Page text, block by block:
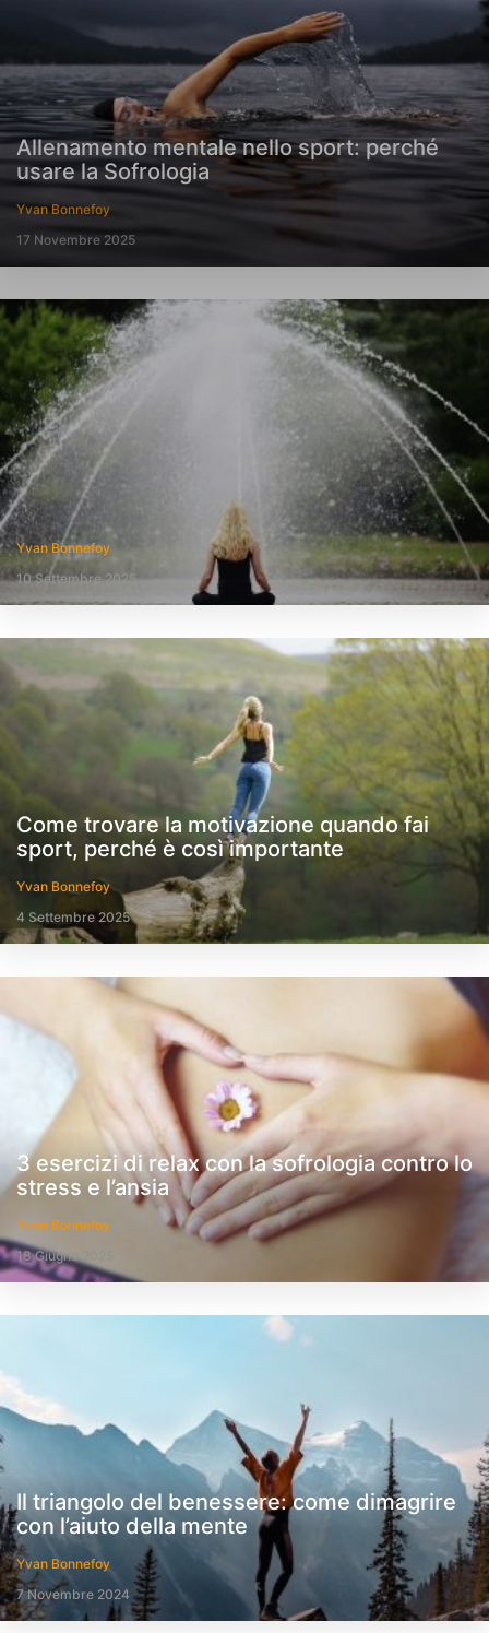
Allenamento mentale nello sport: perché
usare la Sofrologia
Yvan Bonnefoy
17 Novembre 2025
Yvan Bonnefoy
10 Settembre 2025
Come trovare la motivazione quando fai
sport, perché è così importante
Yvan Bonnefoy
4 Settembre 2025
3 esercizi di relax con la sofrologia contro lo
stress e l’ansia
Yvan Bonnefoy
18 Giugno 2025
Il triangolo del benessere: come dimagrire
con l’aiuto della mente
Yvan Bonnefoy
7 Novembre 2024